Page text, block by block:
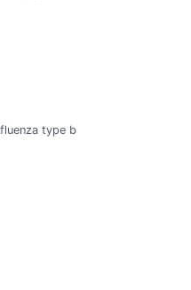
type b